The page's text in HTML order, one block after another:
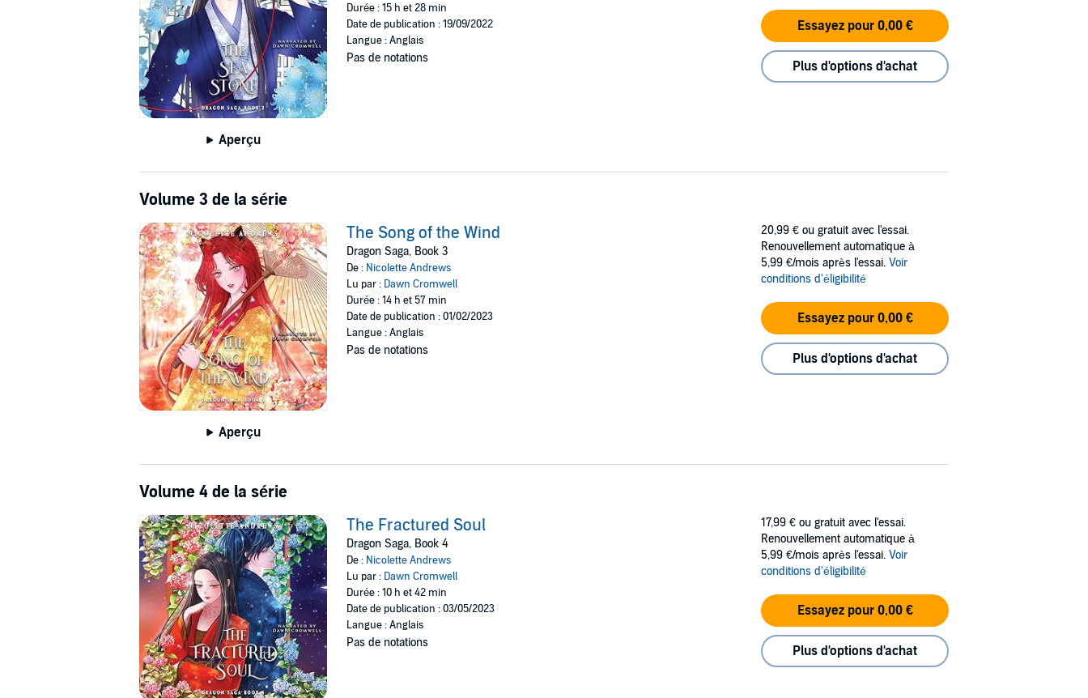
Aperçu
Durée : 15 h et 28 min
Date de publication : 19/09/2022
Langue : Anglais
Pas de notations
Essayez pour 0,00 €
Plus d'options d'achat
Volume 3 de la série
Aperçu
The Song of the Wind
Dragon Saga, Book 3
De : Nicolette Andrews
Lu par : Dawn Cromwell
Durée : 14 h et 57 min
Date de publication : 01/02/2023
Langue : Anglais
Pas de notations
20,99 € ou gratuit avec l'essai.
Renouvellement automatique à
5,99 €/mois après l'essai. Voir
conditions d'éligibilité
Essayez pour 0,00 €
Plus d'options d'achat
Volume 4 de la série
The Fractured Soul
Dragon Saga, Book 4
De : Nicolette Andrews
Lu par : Dawn Cromwell
Durée : 10 h et 42 min
Date de publication : 03/05/2023
Langue : Anglais
Pas de notations
17,99 € ou gratuit avec l'essai.
Renouvellement automatique à
5,99 €/mois après l'essai. Voir
conditions d'éligibilité
Essayez pour 0,00 €
Plus d'options d'achat